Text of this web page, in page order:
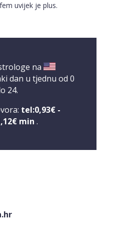
uvijek je plus.
na
dan u tjednu od 0
24.
tel:0,93€ -
min .